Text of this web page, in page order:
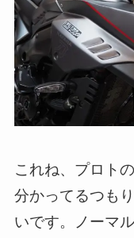
これね、プロト
分かってるつも
いです。ノーマ